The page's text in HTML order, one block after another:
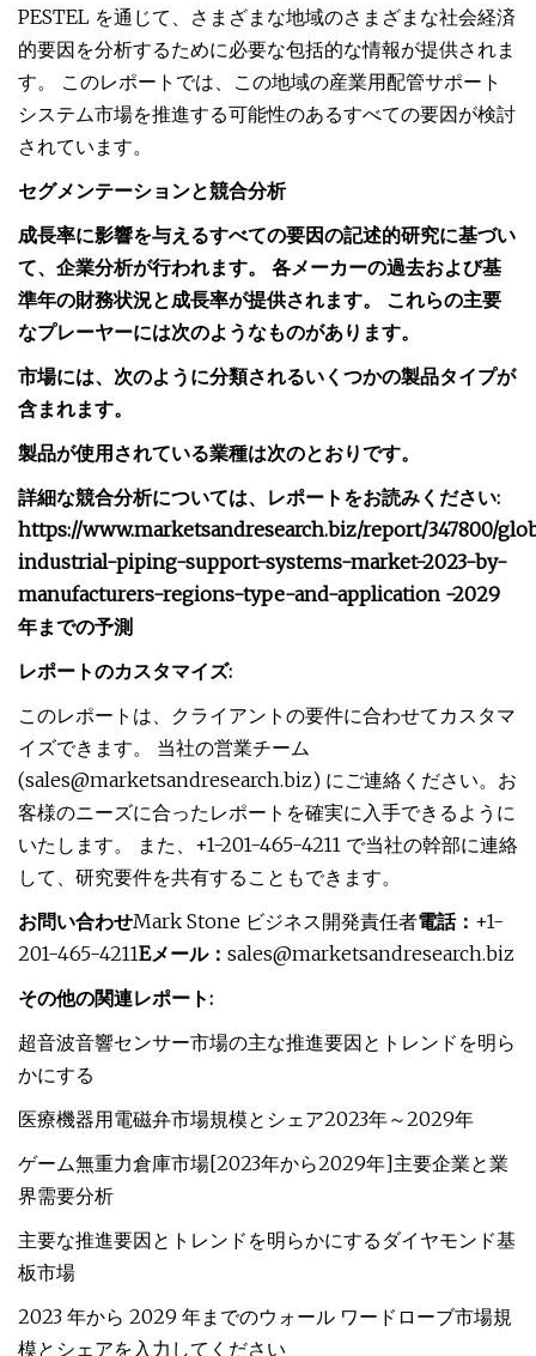
PESTEL を通じて、さまざまな地域のさまざまな社会経済
的要因を分析するために必要な包括的な情報が提供されま
す。 このレポートでは、この地域の産業用配管サポート
システム市場を推進する可能性のあるすべての要因が検討
されています。
セグメンテーションと競合分析
成長率に影響を与えるすべての要因の記述的研究に基づい
て、企業分析が行われます。 各メーカーの過去および基
準年の財務状況と成長率が提供されます。 これらの主要
なプレーヤーには次のようなものがあります。
市場には、次のように分類されるいくつかの製品タイプが
含まれます。
製品が使用されている業種は次のとおりです。
詳細な競合分析については、レポートをお読みください:
https://www.marketsandresearch.biz/report/347800/
industrial-piping-support-systems-market-2023-by-
manufacturers-regions-type-and-application -2029
年までの予測
レポートのカスタマイズ:
このレポートは、クライアントの要件に合わせてカスタマ
イズできます。 当社の営業チーム
(sales@marketsandresearch.biz) にご連絡ください。お
客様のニーズに合ったレポートを確実に入手できるように
いたします。 また、+1-201-465-4211 で当社の幹部に連絡
して、研究要件を共有することもできます。
お問い合わせMark Stone ビジネス開発責任者電話： +1-
201-465-4211Eメール： sales@marketsandresearch.biz
その他の関連レポート:
超音波音響センサー市場の主な推進要因とトレンドを明ら
かにする
医療機器用電磁弁市場規模とシェア2023年～2029年
ゲーム無重力倉庫市場[2023年から2029年]主要企業と業
界需要分析
主要な推進要因とトレンドを明らかにするダイヤモンド基
板市場
2023 年から 2029 年までのウォール ワードローブ市場規
模とシェアを入力してください